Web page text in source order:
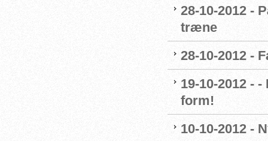
28-10-2012 -
træne
28-10-2012 -
19-10-2012 -
form!
10-10-2012 -